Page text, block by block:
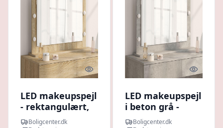
Quick look
LED makeupspejl
- rektangulært,
sonoma eg 80 ×
Boligcenter.dk
Quick
LED makeupspejl
i beton grå -
rektangulært 80
Boligcenter.dk